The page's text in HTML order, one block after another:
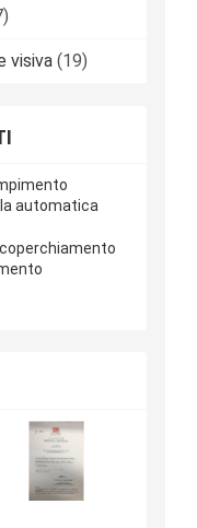
visiva (19)
automatica